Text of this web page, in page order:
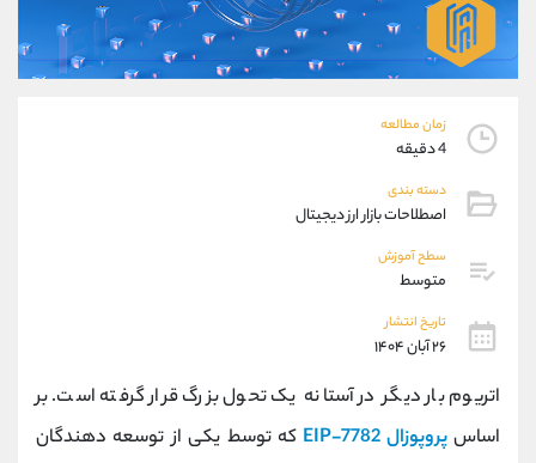
زمان مطالعه
4 دقیقه
دسته بندی
اصطلاحات بازار ارز دیجیتال
سطح آموزش
متوسط
تاریخ انتشار
۲۶ آبان ۱۴۰۴
اتریوم بار دیگر در آستانه یک تحول بزرگ قرار گرفته است. بر
اساسپروپوزال EIP-7782
که توسط یکی از توسعه‌ دهندگان
09304891085
واتساپ شروع گفتگو
تلگرام @Armteam_admin_103
پشتیبان فروش
موبایل
اطلاعات تماس
تلفن 021-22021030
021-22021040
بدون پیش شماره